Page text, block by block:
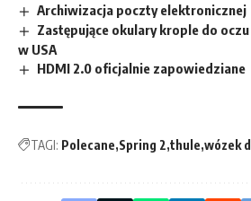
Archiwizacja poczty elektronicznej
Zastępujące okulary krople do
w USA
HDMI 2.0 oficjalnie zapowiedziane
TAGI: Polecane Spring 2 thule wózek